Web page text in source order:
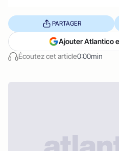
Écoutez cet article0:00min
PARTAGER
Ajouter Atlantico